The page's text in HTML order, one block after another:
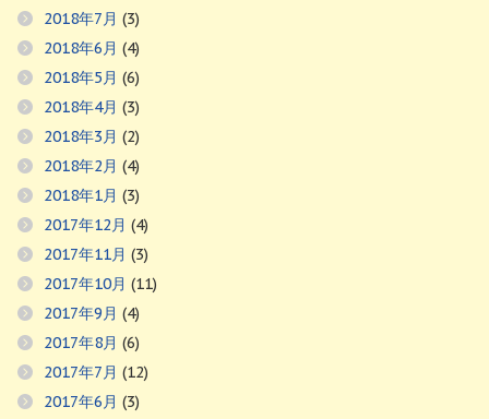
2018年7月 (3)
2018年6月 (4)
2018年5月 (6)
2018年4月 (3)
2018年3月 (2)
2018年2月 (4)
2018年1月 (3)
2017年12月 (4)
2017年11月 (3)
2017年10月 (11)
2017年9月 (4)
2017年8月 (6)
2017年7月 (12)
2017年6月 (3)